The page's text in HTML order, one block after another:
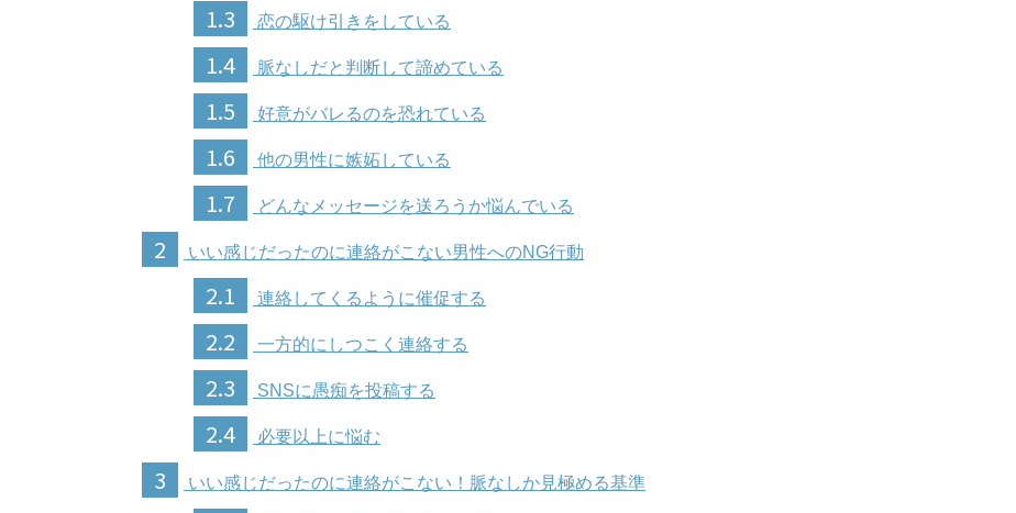
1.3 恋の駆け引きをしている
1.4 脈なしだと判断して諦めている
1.5 好意がバレるのを恐れている
1.6 他の男性に嫉妬している
1.7 どんなメッセージを送ろうか悩んでいる
2 いい感じだったのに連絡がこない男性へのNG行動
2.1 連絡してくるように催促する
2.2 一方的にしつこく連絡する
2.3 SNSに愚痴を投稿する
2.4 必要以上に悩む
3 いい感じだったのに連絡がこない！脈なしか見極める基準